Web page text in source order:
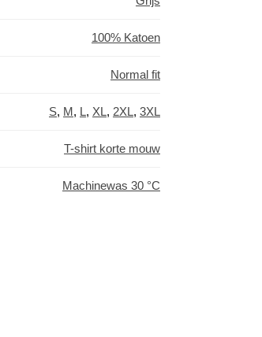
100% Katoen
Normal fit
S, M, L, XL, 2XL, 3XL
T-shirt korte mouw
Machinewas 30 °C